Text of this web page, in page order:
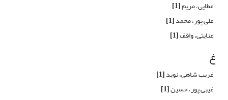
عطایی، مریم[1]
علی پور، محمد[1]
عنایتی، واقف[1]
غ
غریب شاهی، نوید[1]
غیبی پور، حسین[1]